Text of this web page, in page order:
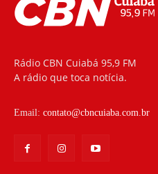
Rádio CBN Cuiabá 95,9 FM
A rádio que toca notícia.
Email: contato@cbncuiaba.com.br